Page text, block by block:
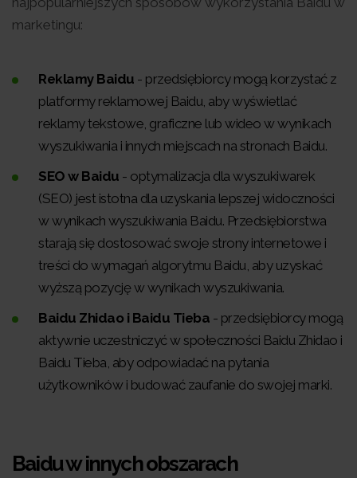
marketingu:
Reklamy Baidu - przedsiębiorcy mogą korzystać z
platformy reklamowej Baidu, aby wyświetlać
reklamy tekstowe, graficzne lub wideo w wynikach
wyszukiwania i innych miejscach na stronach Baidu.
SEO w Baidu - optymalizacja dla wyszukiwarek
(SEO) jest istotna dla uzyskania lepszej widoczności
w wynikach wyszukiwania Baidu. Przedsiębiorstwa
starają się dostosować swoje strony internetowe i
treści do wymagań algorytmu Baidu, aby uzyskać
wyższą pozycję w wynikach wyszukiwania.
Baidu Zhidao i Baidu Tieba - przedsiębiorcy mogą
aktywnie uczestniczyć w społeczności Baidu Zhidao i
Baidu Tieba, aby odpowiadać na pytania
użytkowników i budować zaufanie do swojej marki.
Baidu w innych obszarach